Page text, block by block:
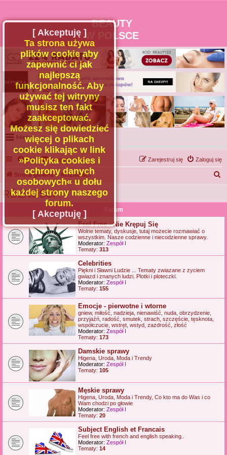
BEAUTY
W POLSCE
Menu
Portal
Facebook
Regulamin
Zapytaj administratora
Kontakt
FAQ Kontakt z nami Zaloguj się
Zarejestruj się
Strona główna RÓŻNOŚCI
RÓŻNOŚCI
Forum
Feel Free - Nie Krępuj Się
Wolne tematy, dyskusje, tutaj możecie rozmawiać o
wszystkim. Nasze codzienne i niecodzienne sprawy.
Moderator: Zespół I
Tematy: 313
Celebrities
Piękni i Sławni Ludzie ... Tematy zwiazane z zyciem
gwiazd i znanych ludzi. Plotki i ploteczki.
Moderator: Zespół I
Tematy: 155
Emocje - pierwotne i wtorne
gniew, miłość, nadzieja, nienawiść, nuda, obrzydzenie,
przyjaźń, radość, smutek, strach, szczęście, tęsknota,
współczucie, wstręt, wstyd, zazdrość, złość
Moderator: Zespół I
Tematy: 173
Damskie sprawy
Higena, Uroda, Moda i Trendy
Moderator: Zespół I
Tematy: 105
Męskie sprawy
Higena, Uroda, Moda i Trendy, Co kto ma do Was i co
Wam chodzi po głowie
Moderator: Zespół I
Tematy: 20
Subject English et Francais
Feel free with french and english speaking..
Moderator: Zespół I
Tematy: 14
[ Akceptuję ]
Ta strona używa
plików cookie aby
zapewnić ci jak
najlepszą
funkcjonalność. Aby
używać tej witryny
musisz ten fakt
zaakceptować.
Możesz się dowiedzieć
więcej o plikach
cookie klikając w link
»Polityka cookies i
ochrony danych
osobowych« u dołu
każdej strony naszego
forum.
[ Akceptuję ]